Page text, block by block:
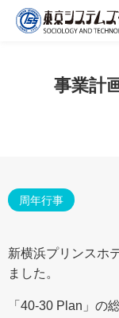
事業計
周年行事
新横浜プリンスホ
ました。
「40-30 Plan」の